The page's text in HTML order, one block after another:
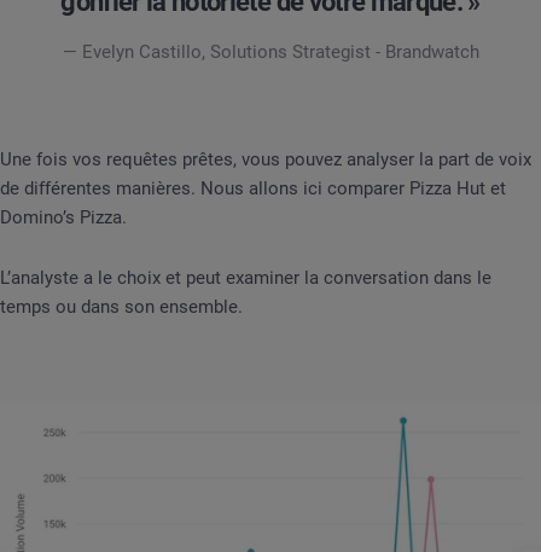
— Evelyn Castillo, Solutions Strategist - Brandwatch
Une fois vos requêtes prêtes, vous pouvez analyser la part de voix
de différentes manières. Nous allons ici comparer Pizza Hut et
Domino’s Pizza.
L’analyste a le choix et peut examiner la conversation dans le
temps ou dans son ensemble.